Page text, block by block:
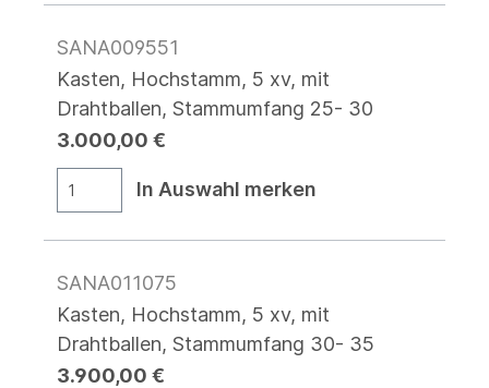
SANA009551
Kasten, Hochstamm, 5 xv, mit
Drahtballen, Stammumfang 25- 30
3.000,00 €
In Auswahl merken
SANA011075
Kasten, Hochstamm, 5 xv, mit
Drahtballen, Stammumfang 30- 35
3.900,00 €